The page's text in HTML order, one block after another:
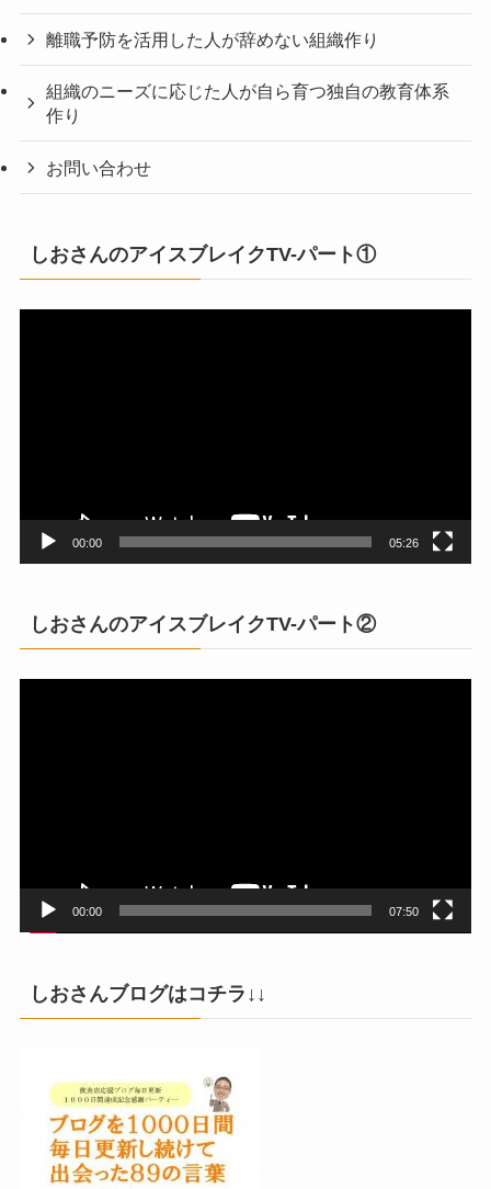
離職予防を活用した人が辞めない組織作り
組織のニーズに応じた人が自ら育つ独自の教育体系
作り
お問い合わせ
しおさんのアイスブレイクTV-パート①
00:00 05:26
しおさんのアイスブレイクTV-パート②
00:00 07:50
しおさんブログはコチラ↓↓